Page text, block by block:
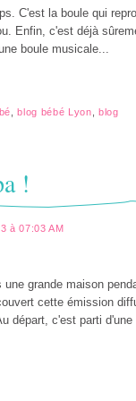
C'est la boule qui
Enfin, c'est déjà
boule musicale...
,blog bébé Lyon
blog
!
à 07:03 AM
grande maison
cette émission
départ, c'est parti d'une